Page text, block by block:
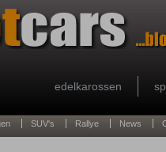
edelkarossen
SUV's Rallye News